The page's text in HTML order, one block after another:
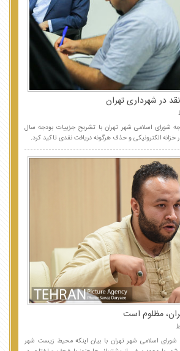
در شهرداری تهران
شورای اسلامی شهر تهران با تشریح جزییات بودجه سال
خزانه الکترونیکی و حذف هرگونه دریافت نقدی تاکید کرد.
مظلوم است
اسلامی شهر تهران با بیان اینکه محیط زیست شهر